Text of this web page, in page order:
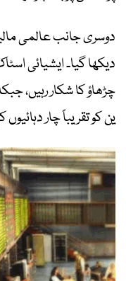
دوسری جانب عالمی
دیکھا گیا۔ ایشیائی
چڑھاؤ کا شکار رہیں،
ین کو تقریباً چار